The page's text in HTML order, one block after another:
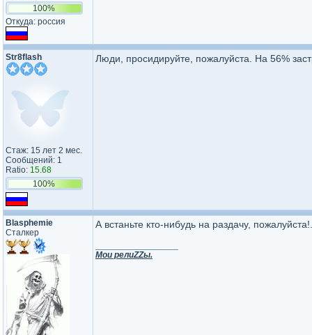
100%
Откуда: россия
Str8flash
Стаж: 15 лет 2 мес.
Сообщений: 1
Ratio: 15.68
100%
Люди, просидируйте, пожалуйста. На 56%
Blasphemie
Сталкер
А встаньте кто-нибудь на раздачу,
Мои релиZZы.